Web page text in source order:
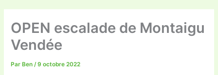
OPEN escalade de Montaigu
Vendée
Par Ben/9 octobre 2022